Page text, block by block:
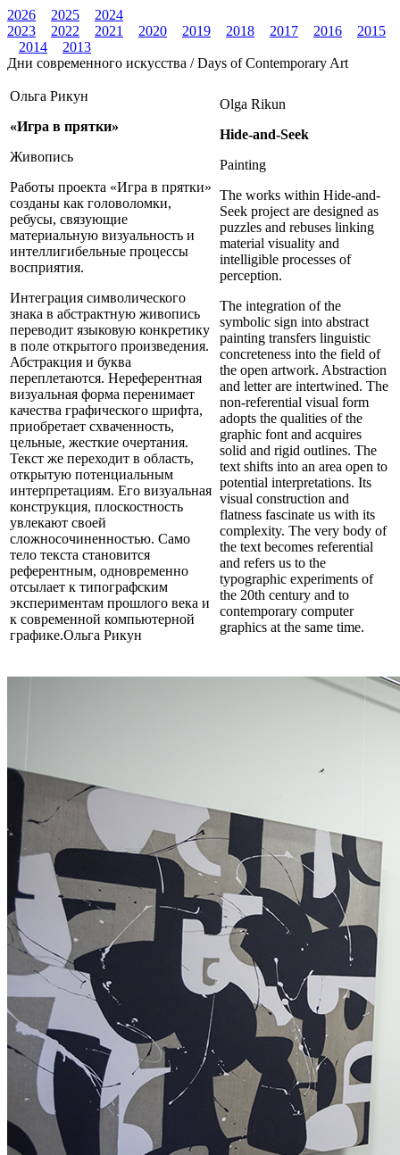
2026 2025
2024
2023
2022 2021 2020 2019 2018 2017 2016
2015
2014
2013
Дни современного искусства / Days of Contemporary Art
Ольга Рикун
«Игра в прятки»
Живопись
Работы проекта «Игра в прятки»
созданы как головоломки,
ребусы, связующие
материальную визуальность и
интеллигибельные процессы
восприятия.
Интеграция символического
знака в абстрактную живопись
переводит языковую конкретику
в поле открытого произведения.
Абстракция и буква
переплетаются. Нереферентная
визуальная форма перенимает
качества графического шрифта,
приобретает схваченность,
цельные, жесткие очертания.
Текст же переходит в область,
открытую потенциальным
интерпретациям. Его визуальная
конструкция, плоскостность
увлекают своей
сложносочиненностью. Само
тело текста становится
референтным, одновременно
отсылает к типографским
экспериментам прошлого века и
к современной компьютерной
графике.Ольга Рикун
Olga Rikun
Hide-and-Seek
Painting
The works within Hide-and-
Seek project are designed as
puzzles and rebuses linking
material visuality and
intelligible processes of
perception.
The integration of the
symbolic sign into abstract
painting transfers linguistic
concreteness into the field of
the open artwork. Abstraction
and letter are intertwined. The
non-referential visual form
adopts the qualities of the
graphic font and acquires
solid and rigid outlines. The
text shifts into an area open to
potential interpretations. Its
visual construction and
flatness fascinate us with its
complexity. The very body of
the text becomes referential
and refers us to the
typographic experiments of
the 20th century and to
contemporary computer
graphics at the same time.⁠